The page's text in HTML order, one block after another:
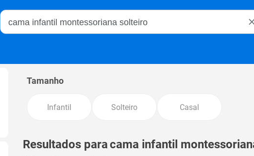
Buscar no Magalu
Tamanho
Infantil Solteiro Casal
Resultados paracama infantil